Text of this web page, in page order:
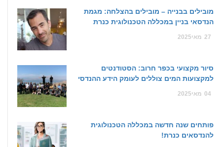
מובילים בבנייה – מובילים בהצלחה: מגמת
הנדסאי בניין במכללה הטכנולוגית כנרת
27 מאי2025
סיור מקצועי בכפר חרוב: הסטודנטים
למקצועות המים צוללים לעומק הידע ההנדסי
04 מאי2025
פותחים שנה חדשה במכללה הטכנולוגית
להנדסאים כנרת!